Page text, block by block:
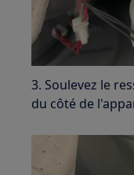
3. Soulevez le
du côté de